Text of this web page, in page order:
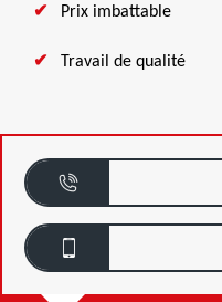
Prix imbattable
Travail de qualité